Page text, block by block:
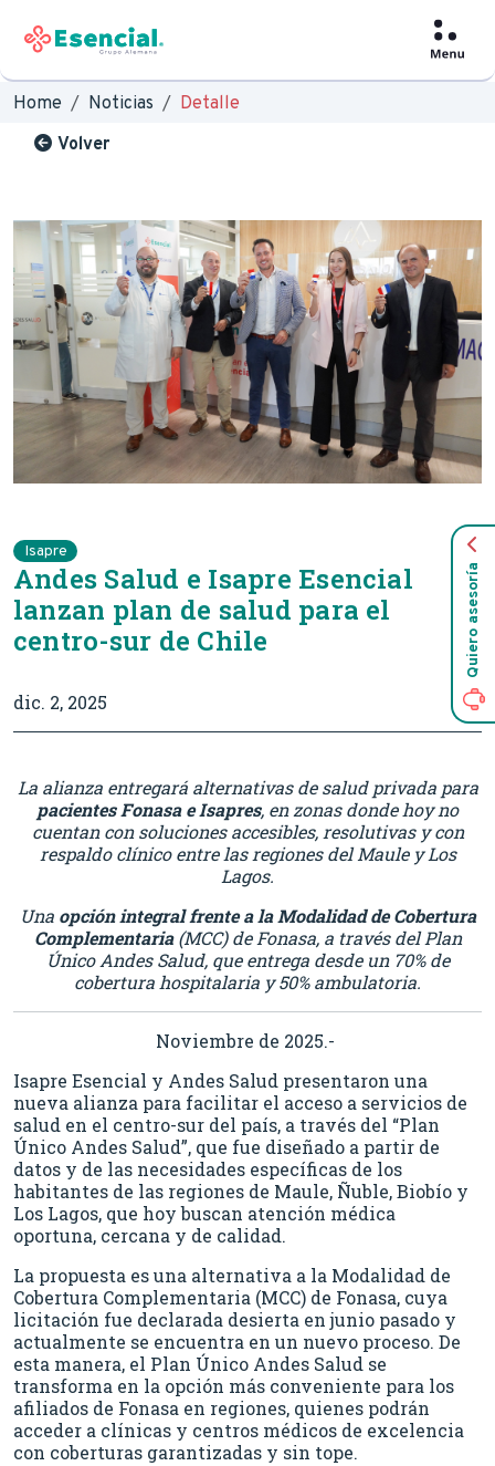
Quiero asesoría
Home Noticias
Detalle
Volver
Isapre
Andes Salud e Isapre Esencial
lanzan plan de salud para el
centro-sur de Chile
dic. 2, 2025
La alianza entregará alternativas de salud privada para
pacientes Fonasa e Isapres, en zonas donde hoy no
cuentan con soluciones accesibles, resolutivas y con
respaldo clínico entre las regiones del Maule y Los
Lagos.
Una opción integral frente a la Modalidad de Cobertura
Complementaria(MCC) de Fonasa, a través del Plan
Único Andes Salud, que entrega desde un 70% de
cobertura hospitalaria y 50% ambulatoria.
Noviembre de 2025.-
Isapre Esencial y Andes Salud presentaron una
nueva alianza para facilitar el acceso a servicios de
salud en el centro-sur del país, a través del “Plan
Único Andes Salud”, que fue diseñado a partir de
datos y de las necesidades específicas de los
habitantes de las regiones de Maule, Ñuble, Biobío y
Los Lagos, que hoy buscan atención médica
oportuna, cercana y de calidad.
La propuesta es una alternativa a la Modalidad de
Cobertura Complementaria (MCC) de Fonasa, cuya
licitación fue declarada desierta en junio pasado y
actualmente se encuentra en un nuevo proceso. De
esta manera, el Plan Único Andes Salud se
transforma en la opción más conveniente para los
afiliados de Fonasa en regiones, quienes podrán
acceder a clínicas y centros médicos de excelencia
con coberturas garantizadas y sin tope.